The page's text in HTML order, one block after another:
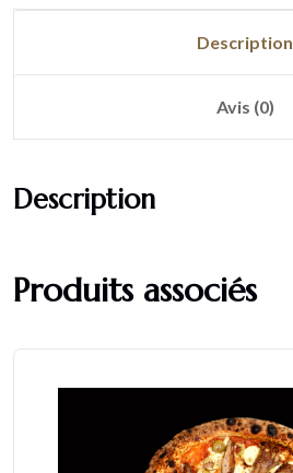
Description
Avis (0)
Description
Produits associés